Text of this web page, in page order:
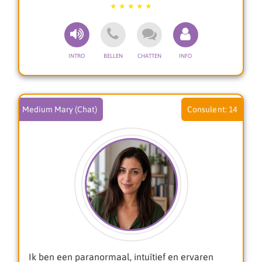
begeleiding is warm, respectvol en vanuit
gevoel, waarbij jij altijd centraal staat.
Of je nu met vragen zit over liefde, emoties,
keuzes of persoonlijke groei, ik help je graag om
Voel je welkom om contact met mij op te nemen
voor een fijn en persoonlijk gesprek.
Ik ben een paranormaal, intuïtief en ervaren
Medium Mary (Chat) 14